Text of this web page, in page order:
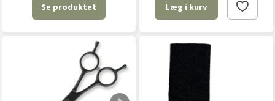
Se produktet Læg i kurv